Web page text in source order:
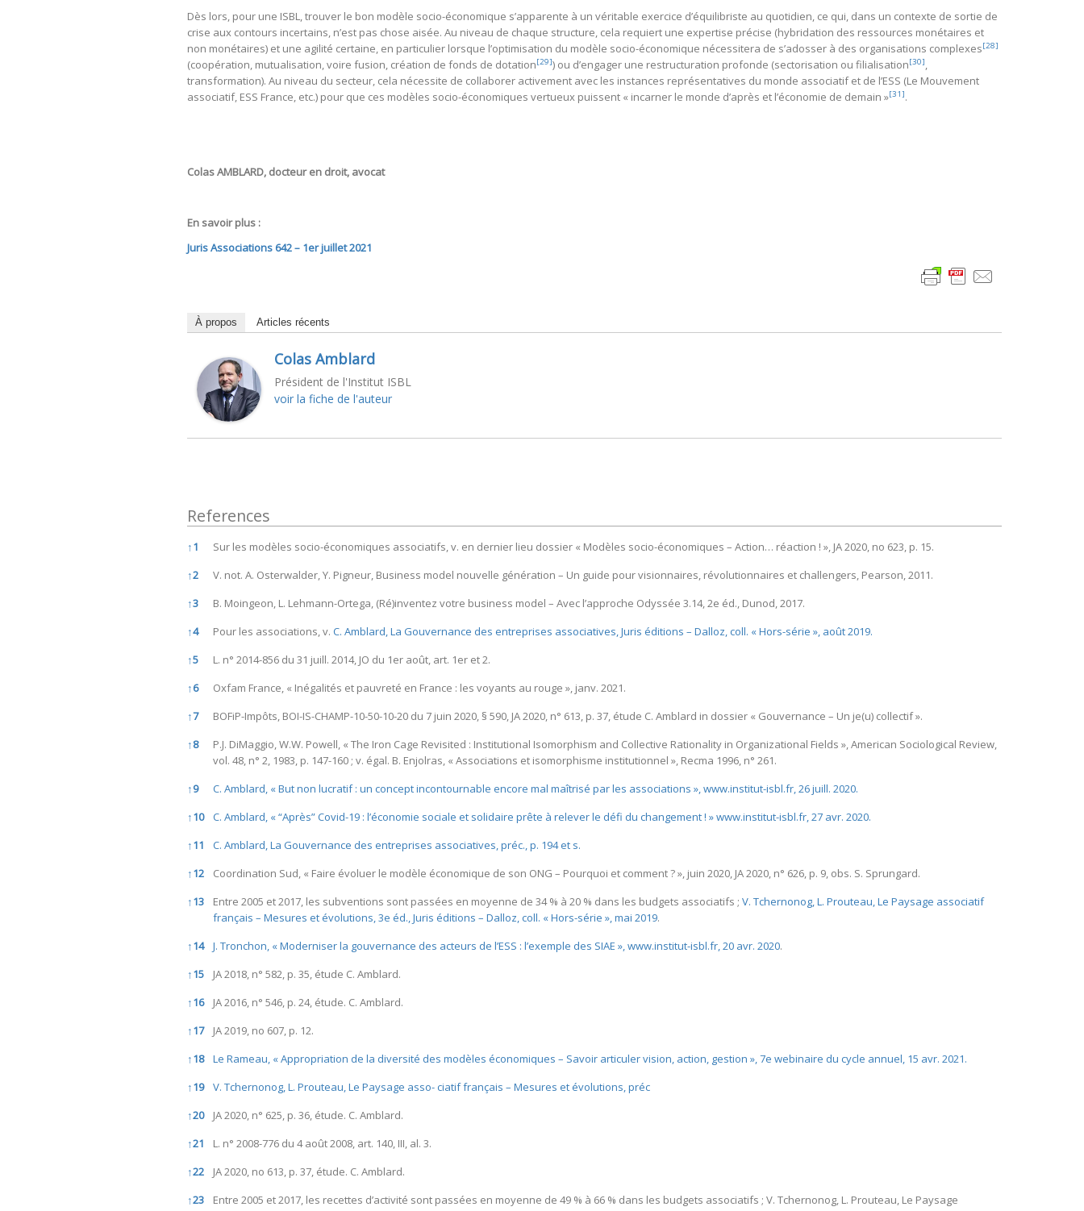
Dès lors, pour une ISBL, trouver le bon modèle socio-économique s’apparente à un véritable exercice d’équilibriste au quotidien, ce qui, dans un contexte de sortie de
crise aux contours incertains, n’est pas chose aisée. Au niveau de chaque structure, cela requiert une expertise précise (hybridation des ressources monétaires et
non monétaires) et une agilité certaine, en particulier lorsque l’optimisation du modèle socio-économique nécessitera de s’adosser à des organisations complexes[28]
(coopération, mutualisation, voire fusion, création de fonds de dotation[29]) ou d’engager une restructuration profonde (sectorisation ou filialisation[30],
transformation). Au niveau du secteur, cela nécessite de collaborer activement avec les instances représentatives du monde associatif et de l’ESS (Le Mouvement
associatif, ESS France, etc.) pour que ces modèles socio-économiques vertueux puissent « incarner le monde d’après et l’économie de demain »[31].
Colas AMBLARD, docteur en droit, avocat
En savoir plus :
Juris Associations 642 – 1er juillet 2021
À propos Articles récents
Colas Amblard
Président de l'Institut ISBL
voir la fiche de l'auteur
References
References
↑1
Sur les modèles socio-économiques associatifs, v. en dernier lieu dossier « Modèles socio-économiques – Action… réaction ! », JA 2020, no 623, p. 15.
↑2
V. not. A. Osterwalder, Y. Pigneur, Business model nouvelle génération – Un guide pour visionnaires, révolutionnaires et challengers, Pearson, 2011.
↑3
B. Moingeon, L. Lehmann-Ortega, (Ré)inventez votre business model – Avec l’approche Odyssée 3.14, 2e éd., Dunod, 2017.
↑4 Pour les associations, v. C. Amblard, La Gouvernance des entreprises associatives, Juris éditions – Dalloz, coll. « Hors-série », août 2019.
↑5
L. n° 2014-856 du 31 juill. 2014, JO du 1er août, art. 1er et 2.
↑6
Oxfam France, « Inégalités et pauvreté en France : les voyants au rouge », janv. 2021.
↑7
BOFiP-Impôts, BOI-IS-CHAMP-10-50-10-20 du 7 juin 2020, § 590, JA 2020, n° 613, p. 37, étude C. Amblard in dossier « Gouvernance – Un je(u) collectif ».
↑8
P.J. DiMaggio, W.W. Powell, « The Iron Cage Revisited : Institutional Isomorphism and Collective Rationality in Organizational Fields », American Sociological Review,
vol. 48, n° 2, 1983, p. 147-160 ; v. égal. B. Enjolras, « Associations et isomorphisme institutionnel », Recma 1996, n° 261.
↑9
C. Amblard, « But non lucratif : un concept incontournable encore mal maîtrisé par les associations », www.institut-isbl.fr, 26 juill. 2020.
↑10
C. Amblard, « “Après” Covid-19 : l’économie sociale et solidaire prête à relever le défi du changement ! » www.institut-isbl.fr, 27 avr. 2020.
↑11
C. Amblard, La Gouvernance des entreprises associatives, préc., p. 194 et s.
↑12
Coordination Sud, « Faire évoluer le modèle économique de son ONG – Pourquoi et comment ? », juin 2020, JA 2020, n° 626, p. 9, obs. S. Sprungard.
↑13 Entre 2005 et 2017, les subventions sont passées en moyenne de 34 % à 20 % dans les budgets associatifs ; V. Tchernonog, L. Prouteau, Le Paysage associatif
français – Mesures et évolutions, 3e éd., Juris éditions – Dalloz, coll. « Hors-série », mai 2019.
↑14 J. Tronchon, « Moderniser la gouvernance des acteurs de l’ESS : l’exemple des SIAE », www.institut-isbl.fr, 20 avr. 2020.
↑15
JA 2018, n° 582, p. 35, étude C. Amblard.
↑16
JA 2016, n° 546, p. 24, étude. C. Amblard.
↑17
JA 2019, no 607, p. 12.
↑18
Le Rameau, « Appropriation de la diversité des modèles économiques – Savoir articuler vision, action, gestion », 7e webinaire du cycle annuel, 15 avr. 2021.
↑19
V. Tchernonog, L. Prouteau, Le Paysage asso- ciatif français – Mesures et évolutions, préc
↑20
JA 2020, n° 625, p. 36, étude. C. Amblard.
↑21
L. n° 2008-776 du 4 août 2008, art. 140, III, al. 3.
↑22
JA 2020, no 613, p. 37, étude. C. Amblard.
↑23
Entre 2005 et 2017, les recettes d’activité sont passées en moyenne de 49 % à 66 % dans les budgets associatifs ; V. Tchernonog, L. Prouteau, Le Paysage